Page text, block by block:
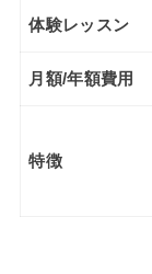
体験レッスン
月額/年額費用
特徴